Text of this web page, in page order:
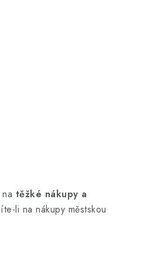
těžké nákupy a
li na nákupy městskou